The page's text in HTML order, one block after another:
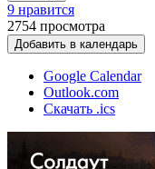
9 нравится
2754 просмотра
Добавить в календарь
Google Calendar
Outlook.com
Скачать .ics